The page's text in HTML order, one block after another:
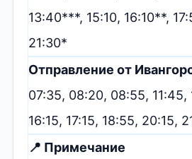
13:40***, 15:10, 16:10**,
21:30*
Отправление от
07:35, 08:20, 08:55, 11:45,
16:15, 17:15, 18:55, 20:15,
📍 Примечание